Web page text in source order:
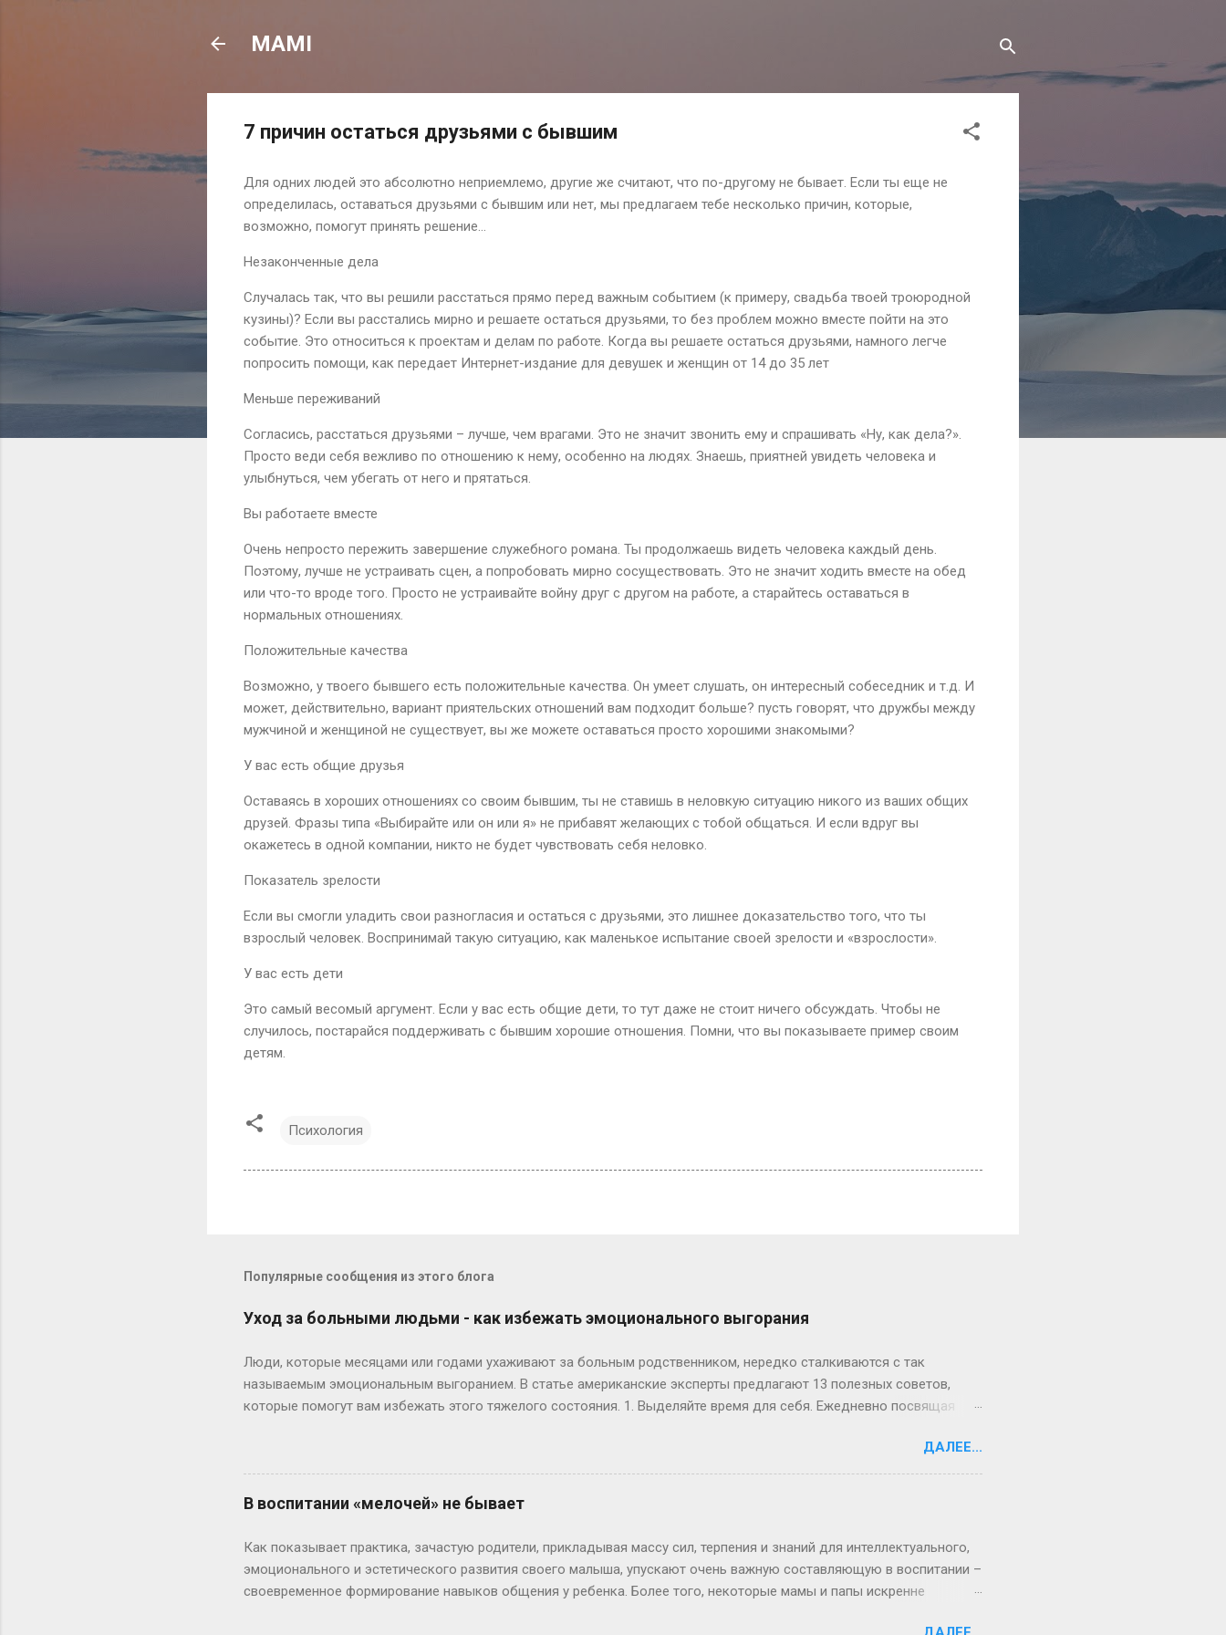
MAMI
7 причин остаться друзьями с бывшим
Для одних людей это абсолютно неприемлемо, другие же считают, что по-другому не бывает. Если ты еще не
определилась, оставаться друзьями с бывшим или нет, мы предлагаем тебе несколько причин, которые,
возможно, помогут принять решение…
Незаконченные дела
Случалась так, что вы решили расстаться прямо перед важным событием (к примеру, свадьба твоей троюродной
кузины)? Если вы расстались мирно и решаете остаться друзьями, то без проблем можно вместе пойти на это
событие. Это относиться к проектам и делам по работе. Когда вы решаете остаться друзьями, намного легче
попросить помощи, как передает Интернет-издание для девушек и женщин от 14 до 35 лет
Меньше переживаний
Согласись, расстаться друзьями – лучше, чем врагами. Это не значит звонить ему и спрашивать «Ну, как дела?».
Просто веди себя вежливо по отношению к нему, особенно на людях. Знаешь, приятней увидеть человека и
улыбнуться, чем убегать от него и прятаться.
Вы работаете вместе
Очень непросто пережить завершение служебного романа. Ты продолжаешь видеть человека каждый день.
Поэтому, лучше не устраивать сцен, а попробовать мирно сосуществовать. Это не значит ходить вместе на обед
или что-то вроде того. Просто не устраивайте войну друг с другом на работе, а старайтесь оставаться в
нормальных отношениях.
Положительные качества
Возможно, у твоего бывшего есть положительные качества. Он умеет слушать, он интересный собеседник и т.д. И
может, действительно, вариант приятельских отношений вам подходит больше? пусть говорят, что дружбы между
мужчиной и женщиной не существует, вы же можете оставаться просто хорошими знакомыми?
У вас есть общие друзья
Оставаясь в хороших отношениях со своим бывшим, ты не ставишь в неловкую ситуацию никого из ваших общих
друзей. Фразы типа «Выбирайте или он или я» не прибавят желающих с тобой общаться. И если вдруг вы
окажетесь в одной компании, никто не будет чувствовать себя неловко.
Показатель зрелости
Если вы смогли уладить свои разногласия и остаться с друзьями, это лишнее доказательство того, что ты
взрослый человек. Воспринимай такую ситуацию, как маленькое испытание своей зрелости и «взрослости».
У вас есть дети
Это самый весомый аргумент. Если у вас есть общие дети, то тут даже не стоит ничего обсуждать. Чтобы не
случилось, постарайся поддерживать с бывшим хорошие отношения. Помни, что вы показываете пример своим
детям.
Психология
Популярные сообщения из этого блога
Уход за больными людьми - как избежать эмоционального выгорания
Люди, которые месяцами или годами ухаживают за больным родственником, нередко сталкиваются с так
называемым эмоциональным выгоранием. В статье американские эксперты предлагают 13 полезных советов,
которые помогут вам избежать этого тяжелого состояния. 1. Выделяйте время для себя. Ежедневно посвящая
избежать выгорания. Попробуйте занятия йогой перед завтраком, выбирайтесь на 20 минут прогуляться по двору,
ходите в кино или занимайтесь своим хобби. Но этот небольшой промежуток времени должен быть только ваш.
Снизив свой уровень стресса, вы будете лучше ухаживать за больным. 2. Знайте свой предел. Вы не можете быть
Определитесь, с чем вы в состоянии справиться сами, а что нужно...
ДАЛЕЕ...
В воспитании «мелочей» не бывает
Как показывает практика, зачастую родители, прикладывая массу сил, терпения и знаний для интеллектуального,
эмоционального и эстетического развития своего малыша, упускают очень важную составляющую в воспитании –
своевременное формирование навыков общения у ребенка. Более того, некоторые мамы и папы искренне